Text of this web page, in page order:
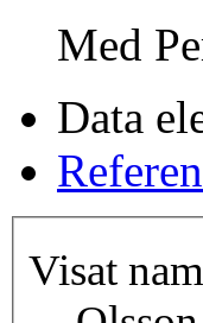
Med
Data
Visat